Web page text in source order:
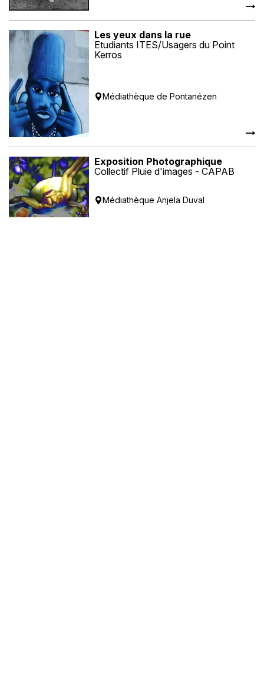
Les yeux dans la rue
Etudiants ITES/Usagers du Point
Kerros
Médiathèque de Pontanézen
Exposition Photographique
Collectif Pluie d'images - CAPAB
Médiathèque Anjela Duval